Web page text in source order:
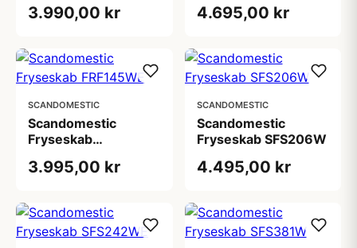
3.990,00 kr 4.695,00 kr
SCANDOMESTIC
Scandomestic
Fryseskab
3.995,00 kr
SCANDOMESTIC
Scandomestic
Fryseskab SFS206W
4.495,00 kr